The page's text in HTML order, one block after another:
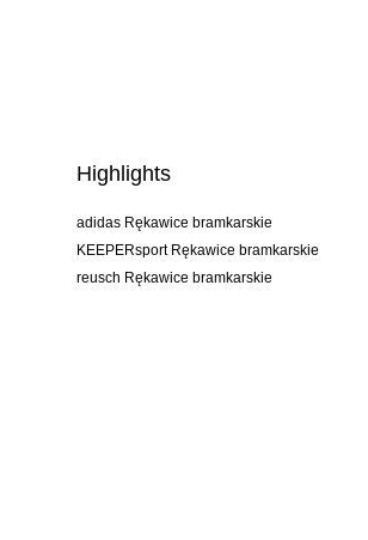
Highlights
adidas Rękawice bramkarskie
KEEPERsport Rękawice bramkarskie
reusch Rękawice bramkarskie